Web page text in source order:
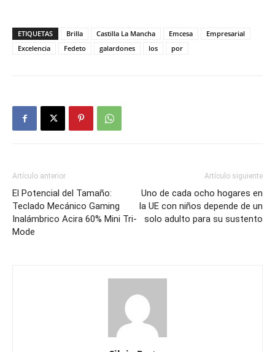
ETIQUETAS Brilla Castilla La Mancha Emcesa
Empresarial
Excelencia
Fedeto galardones los por
Artículo anterior
El Potencial del Tamaño:
Teclado Mecánico Gaming
Inalámbrico Acira 60% Mini Tri-
Mode
Artículo siguiente
Uno de cada ocho hogares en
la UE con niños depende de un
solo adulto para su sustento